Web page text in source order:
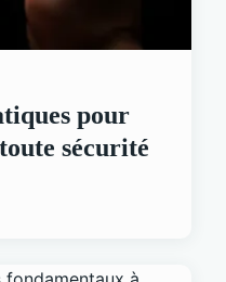
pour
sécurité